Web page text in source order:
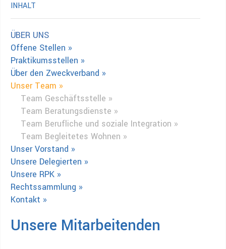
INHALT
ÜBER UNS
Offene Stellen »
Praktikumsstellen »
Über den Zweckverband »
Unser Team »
Team Geschäftsstelle »
Team Beratungsdienste »
Team Berufliche und soziale Integration »
Team Begleitetes Wohnen »
Unser Vorstand »
Unsere Delegierten »
Unsere RPK »
Rechtssammlung »
Kontakt »
Unsere Mitarbeitenden